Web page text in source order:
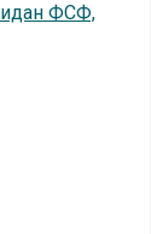
ФСФ,